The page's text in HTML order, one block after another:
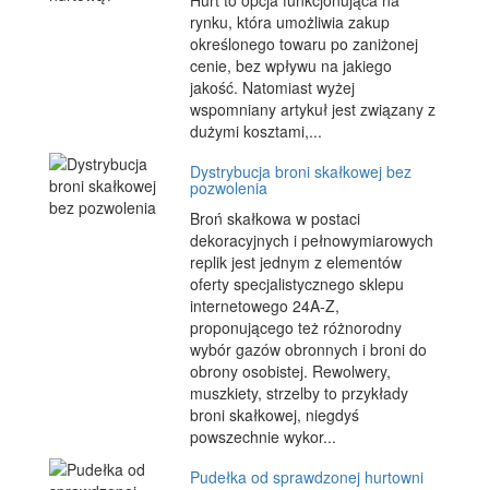
rynku, która umożliwia zakup
określonego towaru po zaniżonej
cenie, bez wpływu na jakiego
jakość. Natomiast wyżej
wspomniany artykuł jest związany z
dużymi kosztami,...
Dystrybucja broni skałkowej bez
pozwolenia
Broń skałkowa w postaci
dekoracyjnych i pełnowymiarowych
replik jest jednym z elementów
oferty specjalistycznego sklepu
internetowego 24A-Z,
proponującego też różnorodny
wybór gazów obronnych i broni do
obrony osobistej. Rewolwery,
muszkiety, strzelby to przykłady
broni skałkowej, niegdyś
powszechnie wykor...
Pudełka od sprawdzonej hurtowni